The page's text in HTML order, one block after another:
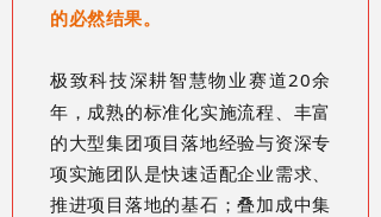
的必然结果。
极致科技深耕智慧物业赛道20余
年，成熟的标准化实施流程、丰富
的大型集团项目落地经验与资深专
项实施团队是快速适配企业需求、
推进项目落地的基石；叠加成中集